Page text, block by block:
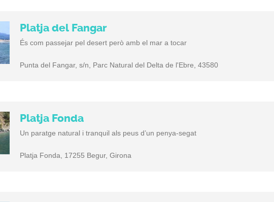
Platja del Fangar
És com passejar pel desert però amb el mar a tocar
Punta del Fangar, s/n, Parc Natural del Delta de l'Ebre, 43580
Platja Fonda
Un paratge natural i tranquil als peus d’un penya-segat
Platja Fonda, 17255 Begur, Girona